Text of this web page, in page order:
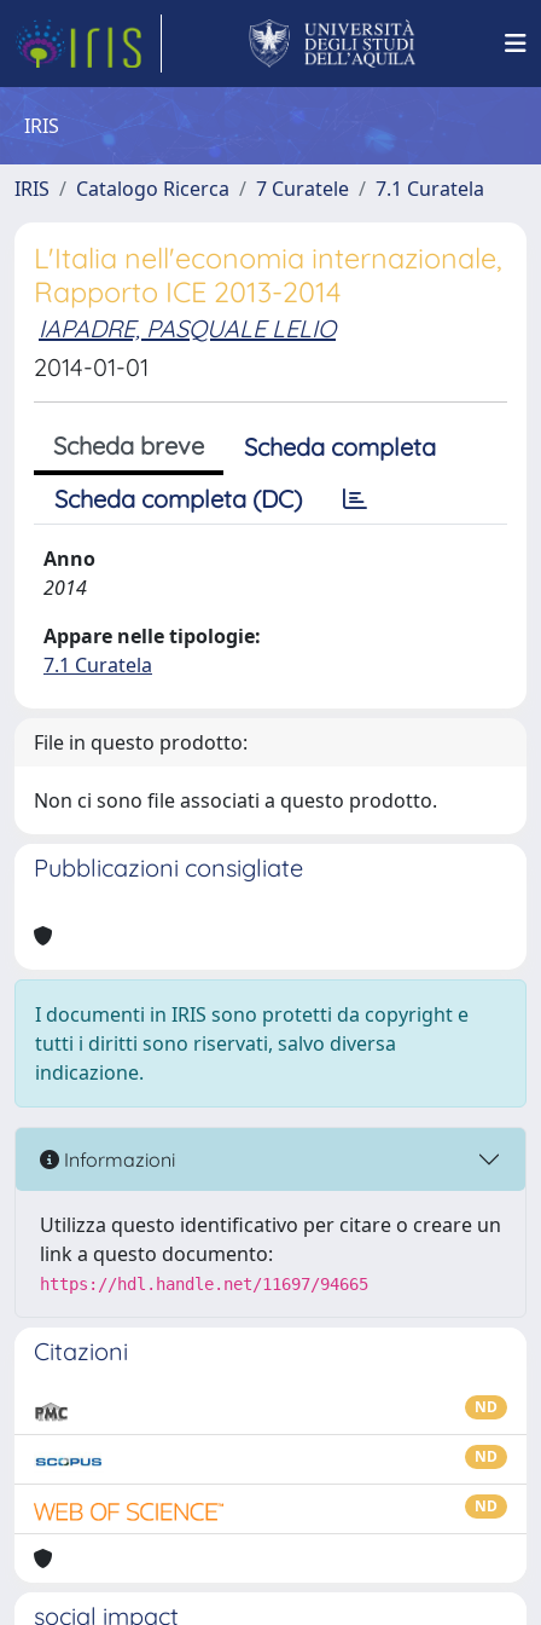
IRIS
IRIS Catalogo Ricerca 7 Curatele 7.1 Curatela
L'Italia nell'economia internazionale,
Rapporto ICE 2013-2014
IAPADRE, PASQUALE LELIO
2014-01-01
Scheda breve
Scheda completa
Scheda completa (DC)
Anno
2014
Appare nelle tipologie:
7.1 Curatela
File in questo prodotto:
Non ci sono file associati a questo prodotto.
Pubblicazioni consigliate
I documenti in IRIS sono protetti da copyright e
tutti i diritti sono riservati, salvo diversa
indicazione.
Informazioni
Utilizza questo identificativo per citare o creare un
link a questo documento:
https://hdl.handle.net/11697/94665
Citazioni
ND
ND
ND
social impact